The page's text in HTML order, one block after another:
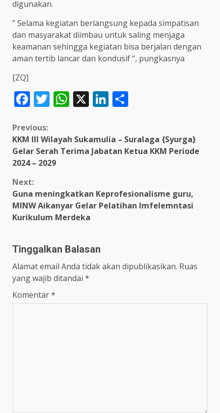
digunakan.
” Selama kegiatan berlangsung kepada simpatisan
dan masyarakat diimbau untuk saling menjaga
keamanan sehingga kegiatan bisa berjalan dengan
aman tertib lancar dan kondusif “, pungkasnya
[ZQ]
Facebook
Twitter
WhatsApp
X LinkedIn
Continue
Reading
Previous:
KKM III Wilayah Sukamulia – Suralaga {Syurga}
Gelar Serah Terima Jabatan Ketua KKM Periode
2024 – 2029
Next:
Guna meningkatkan Keprofesionalisme guru,
MINW Aikanyar Gelar Pelatihan Imfelemntasi
Kurikulum Merdeka
Tinggalkan Balasan
Alamat email Anda tidak akan dipublikasikan. Ruas
yang wajib ditandai *
Komentar*